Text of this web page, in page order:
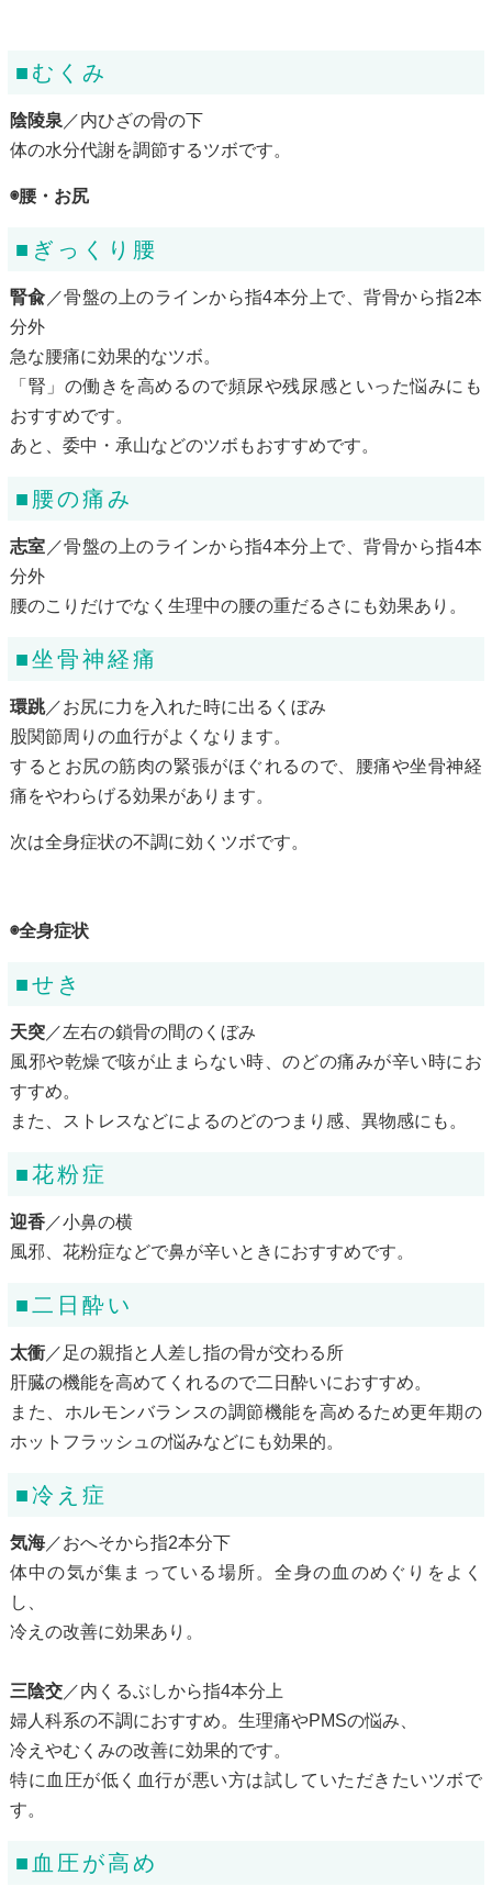
■むくみ
陰陵泉 ／内ひざの骨の下
体の水分代謝を調節するツボです。
◉腰・お尻
■ぎっくり腰
腎兪 ／骨盤の上のラインから指4本分上で、背骨から指2本
分外
急な腰痛に効果的なツボ。
「腎」の働きを高めるので頻尿や残尿感といった悩みにも
おすすめです。
あと、委中・承山などのツボもおすすめです。
■腰の痛み
志室 ／骨盤の上のラインから指4本分上で、背骨から指4本
分外
腰のこりだけでなく生理中の腰の重だるさにも効果あり。
■坐骨神経痛
環跳／お尻に力を入れた時に出るくぼみ
股関節周りの血行がよくなります。
するとお尻の筋肉の緊張がほぐれるので、腰痛や坐骨神経
痛をやわらげる効果があります。
次は全身症状の不調に効くツボです。
◉全身症状
■せき
天突／左右の鎖骨の間のくぼみ
風邪や乾燥で咳が止まらない時、のどの痛みが辛い時にお
すすめ。
また、ストレスなどによるのどのつまり感、異物感にも。
■花粉症
迎香／小鼻の横
風邪、花粉症などで鼻が辛いときにおすすめです。
■二日酔い
太衝／足の親指と人差し指の骨が交わる所
肝臓の機能を高めてくれるので二日酔いにおすすめ。
また、ホルモンバランスの調節機能を高めるため更年期の
ホットフラッシュの悩みなどにも効果的。
■冷え症
気海／おへそから指2本分下
体中の気が集まっている場所。全身の血のめぐりをよく
し、
冷えの改善に効果あり。
三陰交／内くるぶしから指4本分上
婦人科系の不調におすすめ。生理痛やPMSの悩み、
冷えやむくみの改善に効果的です。
特に血圧が低く血行が悪い方は試していただきたいツボで
す。
■血圧が高め